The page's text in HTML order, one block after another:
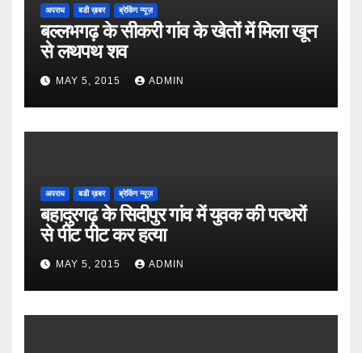
अपराध बडी ख़बर ब्रेकिंग न्यूज़
बल्लभगढ़ के सीकरी गांव के खेतों में मिला खून
से लथपथ शव
MAY 5, 2015 ADMIN
अपराध बडी ख़बर ब्रेकिंग न्यूज़
बहादुरगढ़ के सिदीपुर गांव में युवक की पत्थरों
से पीट पीट कर हत्या
MAY 5, 2015 ADMIN